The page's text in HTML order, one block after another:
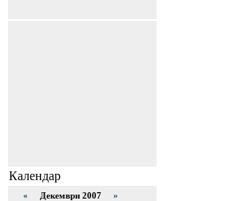
Календар
« Декември 2007 »